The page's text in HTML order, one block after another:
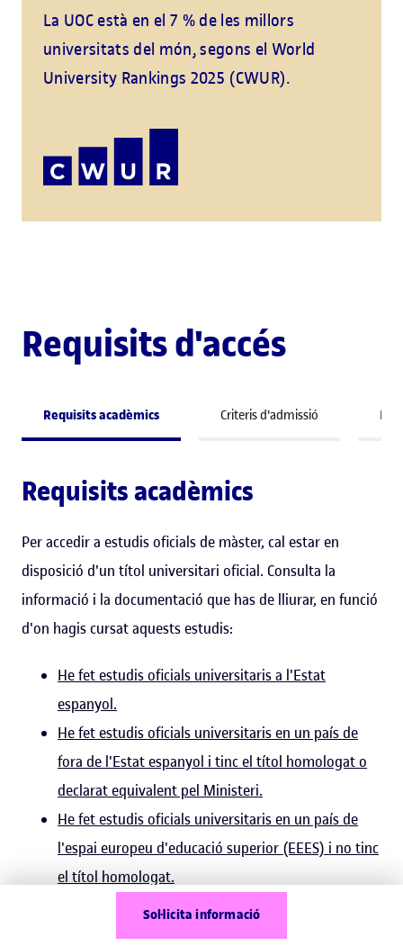
Sol·licita informació
La UOC està en el 7 % de les millors
universitats del món, segons el World
University Rankings 2025 (CWUR).
Requisits d'accés
Requisits acadèmics Criteris d'admissió
Requisits acadèmics
Per accedir a estudis oficials de màster, cal estar en
disposició d'un títol universitari oficial. Consulta la
informació i la documentació que has de lliurar, en funció
d'on hagis cursat aquests estudis:
He fet estudis oficials universitaris a l'Estat
espanyol.
He fet estudis oficials universitaris en un país de
fora de l'Estat espanyol i tinc el títol homologat o
declarat equivalent pel Ministeri.
He fet estudis oficials universitaris en un país de
l'espai europeu d'educació superior (EEES) i no tinc
el títol homologat.
He fet estudis universitaris oficials a Llatinoamèrica
o a altres països de fora de l'espai europeu